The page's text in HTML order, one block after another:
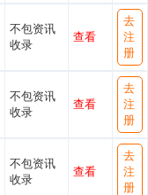
不包资讯
收录
查看
去
注
册
不包资讯
收录
查看
去
注
册
不包资讯
收录
查看
去
注
册